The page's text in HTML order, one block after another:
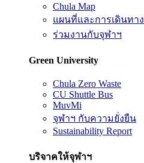
Chula Map
แผนที่และการเดินทาง
ร่วมงานกับจุฬาฯ
Green University
Chula Zero Waste
CU Shuttle Bus
MuvMi
จุฬาฯ กับความยั่งยืน
Sustainability Report
บริจาคให้จุฬาฯ